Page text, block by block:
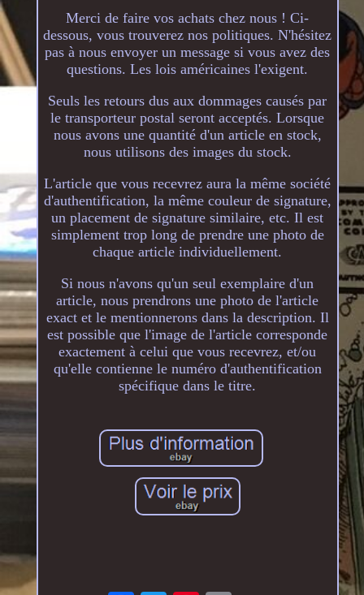
Merci de faire vos achats chez nous ! Ci-
dessous, vous trouverez nos politiques. N'hésitez
pas à nous envoyer un message si vous avez des
questions. Les lois américaines l'exigent.
Seuls les retours dus aux dommages causés par
le transporteur postal seront acceptés. Lorsque
nous avons une quantité d'un article en stock,
nous utilisons des images du stock.
L'article que vous recevrez aura la même société
d'authentification, la même couleur de signature,
un placement de signature similaire, etc. Il est
simplement trop long de prendre une photo de
chaque article individuellement.
Si nous n'avons qu'un seul exemplaire d'un
article, nous prendrons une photo de l'article
exact et le mentionnerons dans la description. Il
est possible que l'image de l'article corresponde
exactement à celui que vous recevrez, et/ou
qu'elle contienne le numéro d'authentification
spécifique dans le titre.